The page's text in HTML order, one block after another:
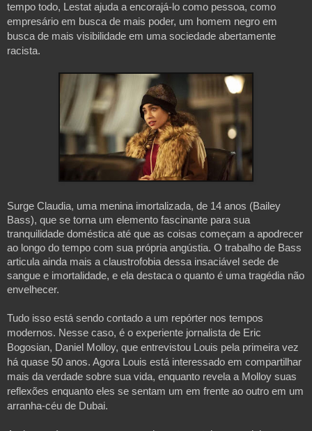
tempo todo, Lestat ajuda a encorajá-lo como pessoa, como
empresário em busca de mais poder, um homem negro em
busca de mais visibilidade em uma sociedade abertamente
racista.
Surge Claudia, uma menina imortalizada, de 14 anos (Bailey
Bass), que se torna um elemento fascinante para sua
tranquilidade doméstica até que as coisas começam a apodrecer
ao longo do tempo com sua própria angústia. O trabalho de Bass
articula ainda mais a claustrofobia dessa insaciável sede de
sangue e imortalidade, e ela destaca o quanto é uma tragédia não
envelhecer.
Tudo isso está sendo contado a um repórter nos tempos
modernos. Nesse caso, é o experiente jornalista de Eric
Bogosian, Daniel Molloy, que entrevistou Louis pela primeira vez
há quase 50 anos. Agora Louis está interessado em compartilhar
mais da verdade sobre sua vida, enquanto revela a Molloy suas
reflexões enquanto eles se sentam um em frente ao outro em um
arranha-céu de Dubai.